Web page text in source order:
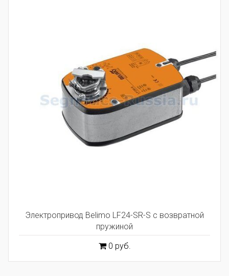
Электропривод Belimo LF24-SR-S с возвратной
пружиной
0 руб.